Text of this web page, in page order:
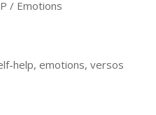
/ Emotions
help, emotions, versos